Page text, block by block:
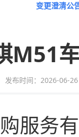
变更澄清公
M51
发布时间：2026-06-
服务